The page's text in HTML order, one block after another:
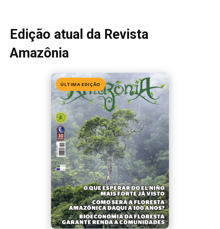
Edição atual da Revista
Amazônia
ÚLTIMA EDIÇÃO